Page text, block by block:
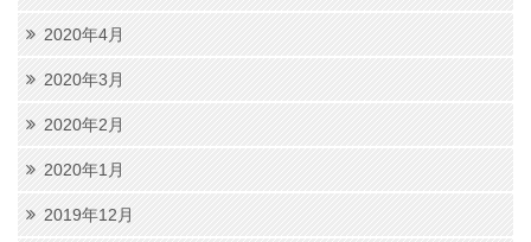
2020年4月
2020年3月
2020年2月
2020年1月
2019年12月